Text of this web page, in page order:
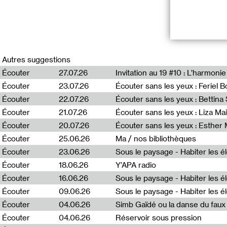
RADIO
*Duuu Radio
broadcasted
program
France, and
Lithuania, as
Puota #6 :
« Puota »
immersed in a
into focus
art and
Deimantė
Autres suggestions
Écouter
27.07.26 Invitation au 19 #10 :
Écouter
23.07.26 Écouter sans les yeux : Feriel
Écouter
22.07.26 Écouter sans les yeux : Bettina
Écouter
21.07.26 Écouter sans les yeux : Liza
Écouter
20.07.26 Écouter sans les yeux : Esther
Écouter
25.06.26 Ma / nos bibliothèques
Écouter
23.06.26
Écouter
18.06.26 Y’APA radio
Écouter
16.06.26
Écouter
09.06.26
Écouter
04.06.26 Simb Gaïdé ou la danse du
Écouter
04.06.26 Réservoir sous pression